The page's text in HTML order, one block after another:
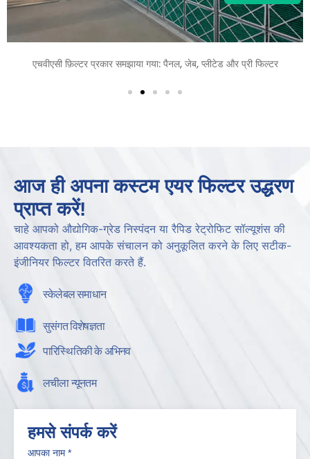
एचवीएसी फ़िल्टर प्रकार समझाया गया: पैनल, जेब, प्लीटेड और प्री फिल्टर
आज ही अपना कस्टम एयर फिल्टर उद्धरण
प्राप्त करें!
चाहे आपको औद्योगिक-ग्रेड निस्पंदन या रैपिड रेट्रोफिट सॉल्यूशंस की
आवश्यकता हो, हम आपके संचालन को अनुकूलित करने के लिए सटीक-
इंजीनियर फिल्टर वितरित करते हैं.
स्केलेबल समाधान
सुसंगत विशेषज्ञता
पारिस्थितिकी के अभिनव
लचीला न्यूनतम
हमसे संपर्क करें
आपका नाम *